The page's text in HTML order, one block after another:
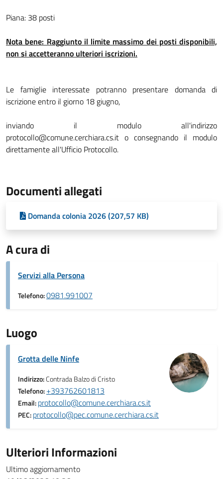
Piana: 38 posti
Nota bene: Raggiunto il limite massimo dei posti disponibili,
non si accetteranno ulteriori iscrizioni.
Le famiglie interessate potranno presentare domanda di
iscrizione entro il giorno 18 giugno,
inviando il modulo all'indirizzo
protocollo@comune.cerchiara.cs.it o consegnando il modulo
direttamente all'Ufficio Protocollo.
Documenti allegati
Domanda colonia 2026 (207,57 KB)
A cura di
Servizi alla Persona
Telefono:0981.991007
Luogo
Grotta delle Ninfe
Indirizzo:Contrada Balzo di Cristo
Telefono:+393762601813
Email:protocollo@comune.cerchiara.cs.it
PEC:protocollo@pec.comune.cerchiara.cs.it
Ulteriori Informazioni
Ultimo aggiornamento